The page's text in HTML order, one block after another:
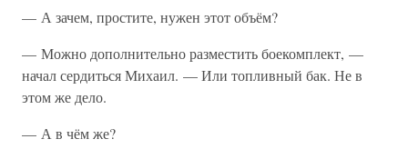
— А зачем, простите, нужен этот объём?
— Можно дополнительно разместить боекомплект, —
начал сердиться Михаил. — Или топливный бак. Не в
этом же дело.
— А в чём же?